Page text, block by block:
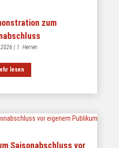
zum
| 1. Herren
lesen
Saisonabschluss vor